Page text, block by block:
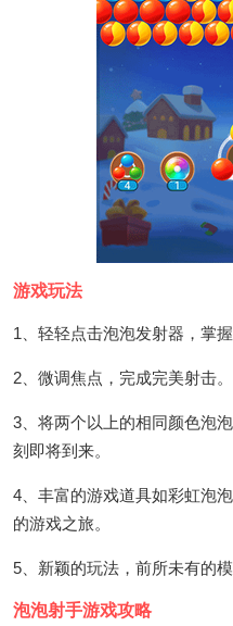
游戏玩法
1、轻轻点击泡泡发射器，掌握
2、微调焦点，完成完美射击。
3、将两个以上的相同颜色泡
刻即将到来。
4、丰富的游戏道具如彩虹泡
的游戏之旅。
5、新颖的玩法，前所未有的
泡泡射手游戏攻略